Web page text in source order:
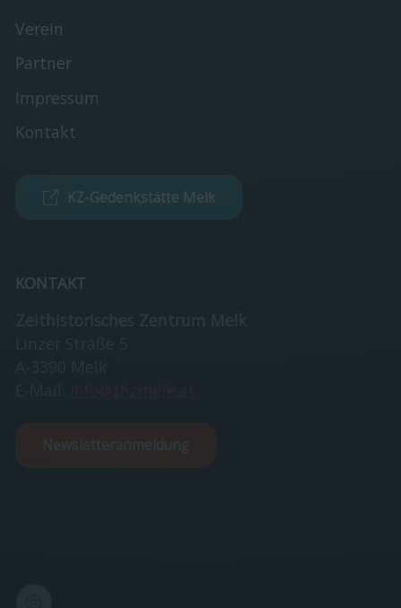
Verein
Partner
Impressum
Kontakt
KZ-Gedenkstätte Melk
KONTAKT